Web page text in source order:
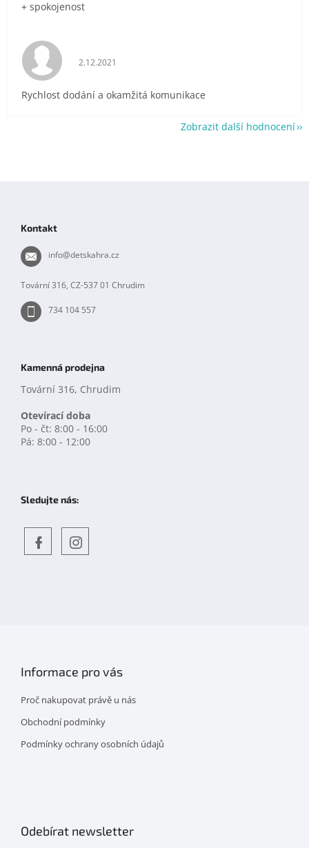
+ spokojenost
Hodnocení obchodu je 5 z 5 hvězdiček.
2.12.2021
Rychlost dodání a okamžitá komunikace
Zobrazit další hodnocení
Kontakt
info@detskahra.cz
Tovární 316, CZ-537 01 Chrudim
734 104 557
Kamenná prodejna
Tovární 316, Chrudim
Otevírací doba
Po - čt: 8:00 - 16:00
Pá: 8:00 - 12:00
Sledujte nás:
Informace pro vás
Proč nakupovat právě u nás
Obchodní podmínky
Podmínky ochrany osobních údajů
Odebírat newsletter